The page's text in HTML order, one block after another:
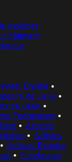
montres
bâtiment
Engine •
de Jeux •
de Jeux •
Techniques •
• Artistes
• Artistes
• Artistes Blender
• Freelances